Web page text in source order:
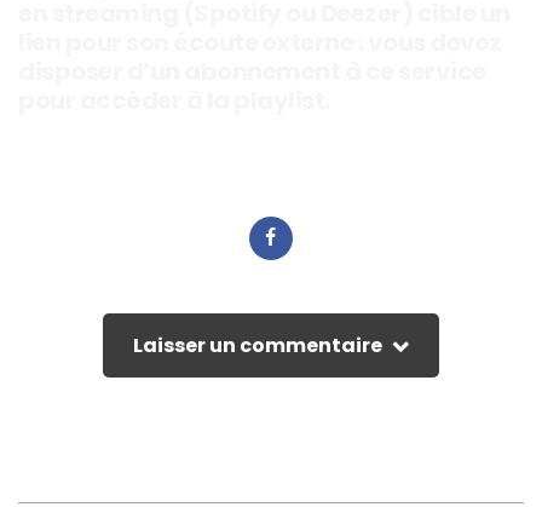
Laisser un commentaire